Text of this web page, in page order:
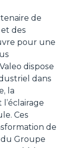
de
des
pour une
dispose
dans
la
Ces
de
du Groupe